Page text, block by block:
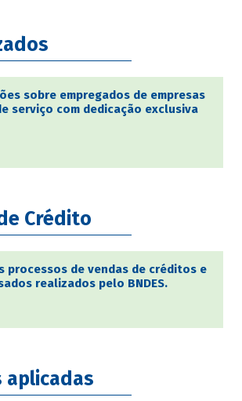
sobre empregados de empresas
serviço com dedicação exclusiva
Crédito
processos de vendas de créditos e
realizados pelo BNDES.
aplicadas